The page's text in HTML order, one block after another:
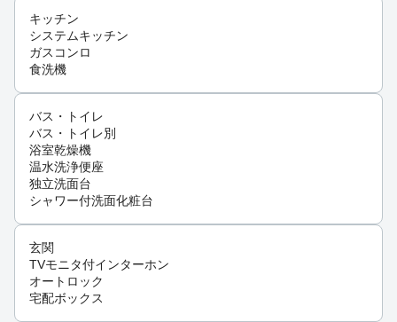
キッチン
システムキッチン
ガスコンロ
食洗機
バス・トイレ
バス・トイレ別
浴室乾燥機
温水洗浄便座
独立洗面台
シャワー付洗面化粧台
玄関
TVモニタ付インターホン
オートロック
宅配ボックス